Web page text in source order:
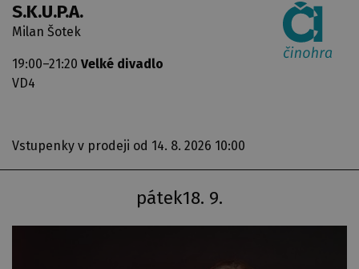
S.K.U.P.A.
Milan Šotek
19:00–21:20 Velké divadlo
VD4
Vstupenky v prodeji od 14. 8. 2026 10:00
18. 9.
pátek